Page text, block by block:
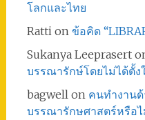
โลกและไทย
Rattion ข้อคิด
Sukanya Leeprasert
บรรณารักษ์โดยไม่ได้ตั้ง
bagwellon คนทำงาน
บรรณารักษศาสตร์หรือ